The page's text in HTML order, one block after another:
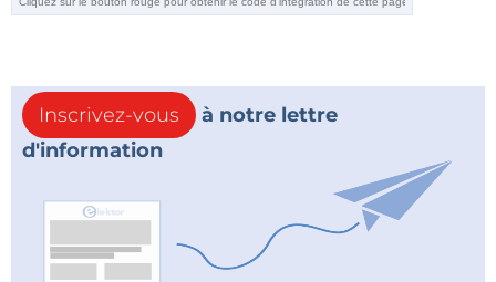
Inscrivez-vous
à notre lettre
d'information